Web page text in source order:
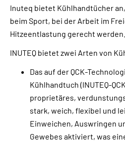
Inuteq bietet Kühlhandtücher
beim Sport, bei der Arbeit im
Hitzeentlastung gerecht werden.
INUTEQ bietet zwei Arten von
Das auf der QCK-
Kühlhandtuch (INUTEQ-
proprietäres,
stark, weich, flexibel und
Einweichen, Auswringen
Gewebes aktiviert, was